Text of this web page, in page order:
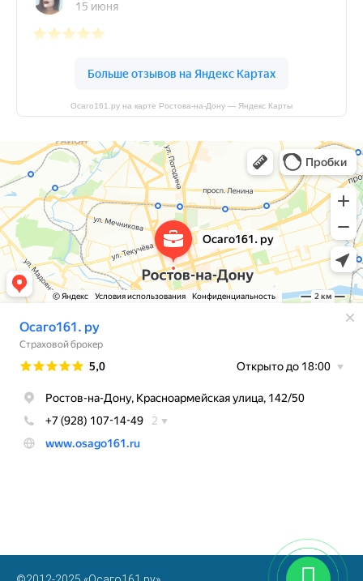
Осаго161.ру на карте Ростова‑на‑Дону — Яндекс Карты